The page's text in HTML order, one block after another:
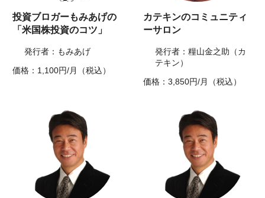
投資ブロガーもみあげの
「米国株投資のコツ」
発行者：もみあげ
価格：1,100円/月（税込）
カテキンのコミュニティ
ーサロン
発行者：糧山金之助（カ
テキン）
価格：3,850円/月（税込）